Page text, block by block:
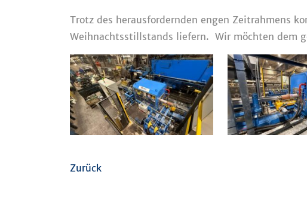
Trotz des herausfordernden engen Zeitrahmens
Weihnachtsstillstands liefern. Wir möchten dem
Zurück